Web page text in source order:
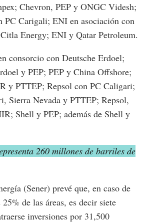
Chevron, PEP y ONGC Videsh;
PC Carigali; ENI en asociación con
Energy; ENI y Qatar Petroleum.
consorcio con Deutsche Erdoel;
y PEP; PEP y China Offshore;
y PTTEP; Repsol con PC Caligari;
Sierra Nevada y PTTEP; Repsol,
Shell y PEP; además de Shell y
260 millones de barriles de
(Sener) prevé que, en caso de
de las áreas, es decir siete
inversiones por 31,500